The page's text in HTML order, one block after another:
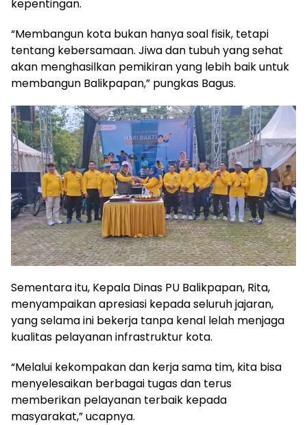
kepentingan.
“Membangun kota bukan hanya soal fisik, tetapi
tentang kebersamaan. Jiwa dan tubuh yang sehat
akan menghasilkan pemikiran yang lebih baik untuk
membangun Balikpapan,” pungkas Bagus.
Sementara itu, Kepala Dinas PU Balikpapan, Rita,
menyampaikan apresiasi kepada seluruh jajaran,
yang selama ini bekerja tanpa kenal lelah menjaga
kualitas pelayanan infrastruktur kota.
“Melalui kekompakan dan kerja sama tim, kita bisa
menyelesaikan berbagai tugas dan terus
memberikan pelayanan terbaik kepada
masyarakat,” ucapnya.